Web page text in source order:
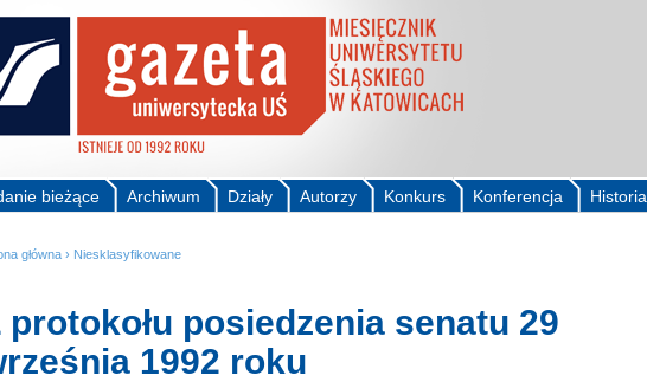
Historia
Konferencja
Konkurs
Autorzy
Działy
Archiwum
bieżące
główna › Niesklasyfikowane
protokołu posiedzenia senatu 29
1992 roku